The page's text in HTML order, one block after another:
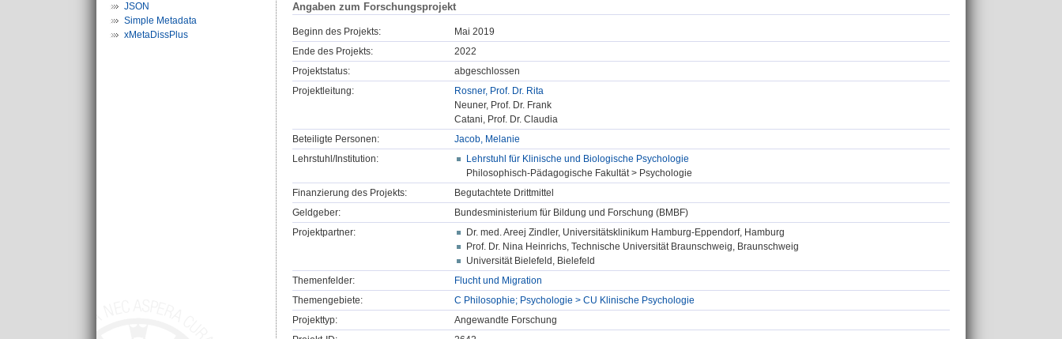
JSON
Simple Metadata
xMetaDissPlus
Angaben zum Forschungsprojekt
Beginn des Projekts:
Mai 2019
Ende des Projekts:
2022
Projektstatus:
abgeschlossen
Projektleitung:
Rosner, Prof. Dr. Rita
Neuner, Prof. Dr. Frank
Catani, Prof. Dr. Claudia
Beteiligte Personen:
Jacob, Melanie
Lehrstuhl/Institution:
Lehrstuhl für Klinische und Biologische Psychologie
Philosophisch-Pädagogische Fakultät > Psychologie
Finanzierung des Projekts:
Begutachtete Drittmittel
Geldgeber:
Bundesministerium für Bildung und Forschung (BMBF)
Projektpartner:
Dr. med. Areej Zindler, Universitätsklinikum Hamburg-Eppendorf, Hamburg
Prof. Dr. Nina Heinrichs, Technische Universität Braunschweig, Braunschweig
Universität Bielefeld, Bielefeld
Themenfelder:
Flucht und Migration
Themengebiete:
C Philosophie; Psychologie > CU Klinische Psychologie
Projekttyp:
Angewandte Forschung